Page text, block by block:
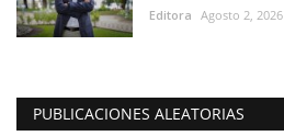
Editora Agosto 2, 2026
PUBLICACIONES ALEATORIAS